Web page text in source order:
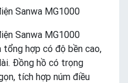
Sanwa MG1000
Sanwa MG1000
hợp có độ bền cao,
Đồng hồ có trọng
tích hợp núm điều